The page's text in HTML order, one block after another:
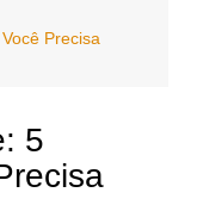
Precisa
5